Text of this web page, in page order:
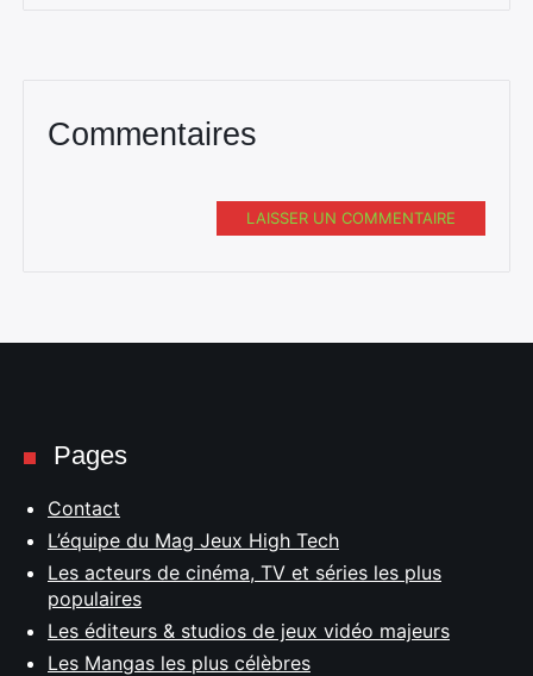
Commentaires
LAISSER UN COMMENTAIRE
Pages
Contact
L’équipe du Mag Jeux High Tech
Les acteurs de cinéma, TV et séries les plus
populaires
Les éditeurs & studios de jeux vidéo majeurs
Les Mangas les plus célèbres